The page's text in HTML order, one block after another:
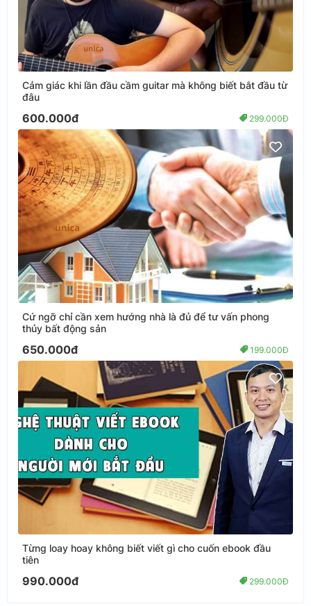
Cảm giác khi lần đầu cầm guitar mà không biết bắt đầu từ
đâu
600.000đ 299.000Đ
Cứ ngỡ chỉ cần xem hướng nhà là đủ để tư vấn phong
thủy bất động sản
650.000đ 199.000Đ
Từng loay hoay không biết viết gì cho cuốn ebook đầu
tiên
990.000đ 299.000Đ